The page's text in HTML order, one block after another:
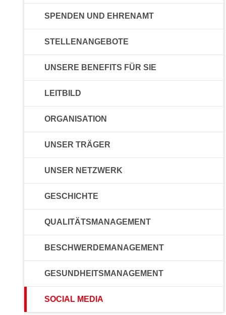
SPENDEN UND EHRENAMT
STELLENANGEBOTE
UNSERE BENEFITS FÜR SIE
LEITBILD
ORGANISATION
UNSER TRÄGER
UNSER NETZWERK
GESCHICHTE
QUALITÄTSMANAGEMENT
BESCHWERDEMANAGEMENT
GESUNDHEITSMANAGEMENT
SOCIAL MEDIA